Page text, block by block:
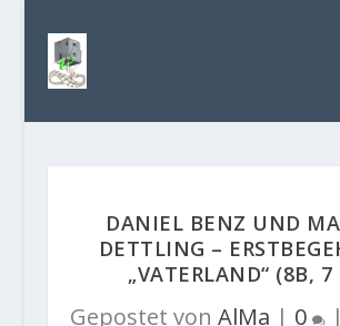
DANIEL BENZ UND
DETTLING –
„VATERLAND“ (8B, 7
Gepostet von AlMa | 0 |